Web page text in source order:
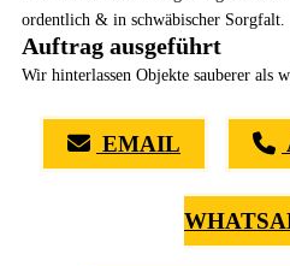
ordentlich & in schwäbischer Sorgfalt.
Auftrag ausgeführt
Wir hinterlassen Objekte sauberer als
EMAIL